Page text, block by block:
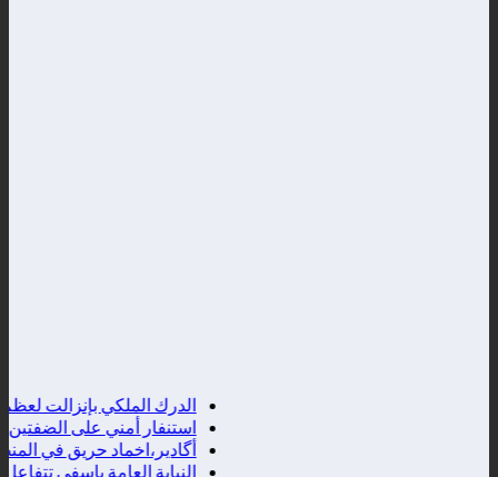
الدرك الملكي بإنزالت لعظم
استنفار أمني على الضفتين
أگادير،اخماد حريق في
النيابة العامة باسفي